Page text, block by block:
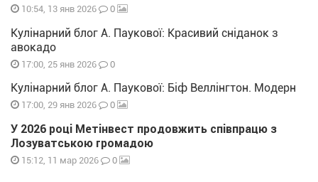
10:54, 13 янв 2026 0
Кулінарний блог А. Паукової: Красивий сніданок з
авокадо
17:00, 25 янв 2026 0
Кулінарний блог А. Паукової: Біф Веллінгтон. Модерн
17:00, 29 янв 2026 0
У 2026 році Метінвест продовжить співпрацю з
Лозуватською громадою
15:12, 11 мар 2026 0